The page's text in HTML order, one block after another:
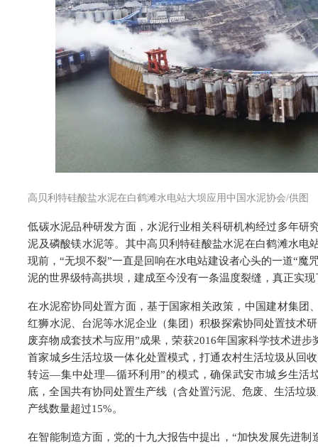
高贝利特硅酸盐水泥在白鹤滩水电站大坝应用中国水泥协会/供图
低碳水泥品种研发方面，水泥行业相关科研机构经过多年研
泥及磷酸镁水泥等。其中高贝利特硅酸盐水泥在白鹤滩水电
现前，“无坝不裂”一直是回响在水电站建设者心头的一道“魔
泥的世界级特高拱坝，建成至今没有一条温度裂缝，真正实
在水泥窑协同处置方面，基于国家相关政策，中国建材集团
红狮水泥、台泥等水泥企业（集团）积极探索协同处置技术
废弃物成套技术与应用”成果，荣获2016年国家科学技术进
首家城乡生活垃圾一体化处置模式，打通农村生活垃圾从
转运—集中处理—循环利用”的模式，确保武安市城乡生活
底，全国共有协同处置生产线（含处置污泥、危废、生活垃
产线数量超过15%。
在智能制造方面，党的十九大报告中提出，“加快发展先进